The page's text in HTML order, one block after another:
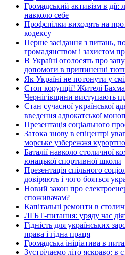
Громадський активізм в дії:
навколо себе
Профспілки виходять на
кодексу
Перше засідання з питань,
громадянством і захистом
В Україні оголосять про
допомоги в припиненні
Як Україні не потонути у
Стоп корупції! Жителі
Чернігівщини виступають
Стан сучасної української
введення адвокатської
Презентація соціального
Затока знову в епіцентрі
морське узбережжя
Баталії навколо столичної
юнацької спортивної школи
Презентація спільного
довіряють і чого бояться
Новий закон про
споживачам?
Капітальні ремонти в
ЛГБТ-питання: уряду час
Гідність для українських
права і гідна праця
Громадська ініціатива в
Зустрічаємо літо яскраво: в